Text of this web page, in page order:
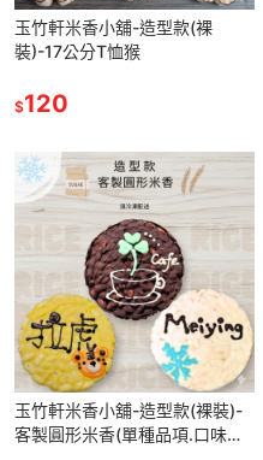
玉竹軒米香小舖-造型款(裸
裝)-17公分T恤猴
$120
玉竹軒米香小舖-造型款(裸裝)-
客製圓形米香(單種品項.口味至